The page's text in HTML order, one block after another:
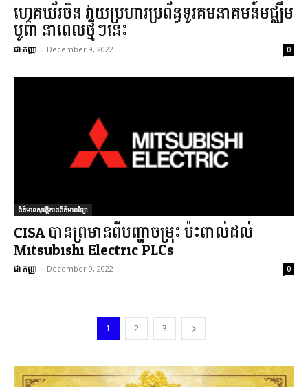
ហេគឃ័រចិន វាយប្រហារប្រព័ន្ធទូរគមនាគមន៍មជ្ឈឹម
បូព៌ា នាពេលថ្មីៗនេះ
ជា កញ្ញា - December 9, 2022 0
ព័ត៌មានសុវត្ថិភាពព័ត៌មានវិទ្យា
CISA បានព្រមានពីបញ្ហាចម្រុះ ប៉ះពាល់ដល់
Mitsubishi Electric PLCs
ជា កញ្ញា - December 9, 2022 0
1 2 3